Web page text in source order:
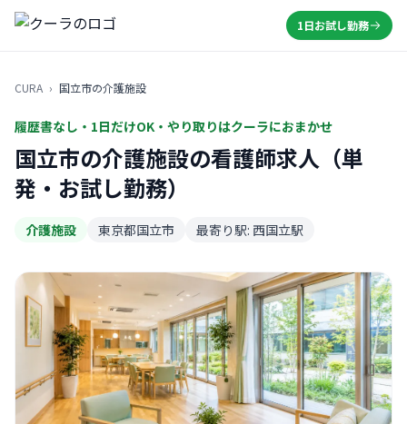
1日お試し勤務
CURA › 国立市の介護施設
履歴書なし・1日だけOK・やり取りはクーラにおまかせ
国立市の介護施設の看護師求人（単
発・お試し勤務）
介護施設 東京都国立市 最寄り駅: 西国立駅